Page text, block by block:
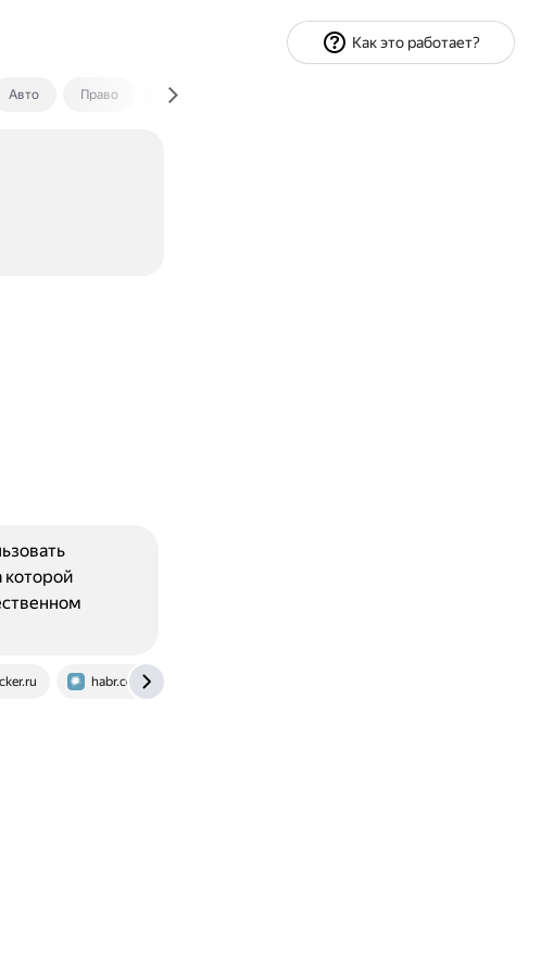
Авто Право Экономика и финансы
habr.com
Как это работает?